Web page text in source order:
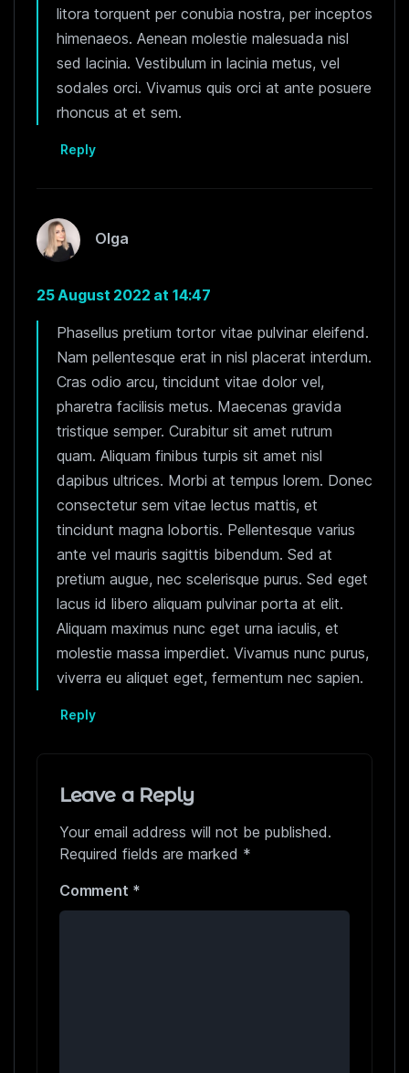
litora torquent per conubia nostra, per inceptos
himenaeos. Aenean molestie malesuada nisl
sed lacinia. Vestibulum in lacinia metus, vel
sodales orci. Vivamus quis orci at ante posuere
rhoncus at et sem.
Reply
Olga
25 August 2022 at 14:47
Phasellus pretium tortor vitae pulvinar eleifend.
Nam pellentesque erat in nisl placerat interdum.
Cras odio arcu, tincidunt vitae dolor vel,
pharetra facilisis metus. Maecenas gravida
tristique semper. Curabitur sit amet rutrum
quam. Aliquam finibus turpis sit amet nisl
dapibus ultrices. Morbi at tempus lorem. Donec
consectetur sem vitae lectus mattis, et
tincidunt magna lobortis. Pellentesque varius
ante vel mauris sagittis bibendum. Sed at
pretium augue, nec scelerisque purus. Sed eget
lacus id libero aliquam pulvinar porta at elit.
Aliquam maximus nunc eget urna iaculis, et
molestie massa imperdiet. Vivamus nunc purus,
viverra eu aliquet eget, fermentum nec sapien.
Reply
Leave a Reply
Your email address will not be published.
Required fields are marked *
Comment *